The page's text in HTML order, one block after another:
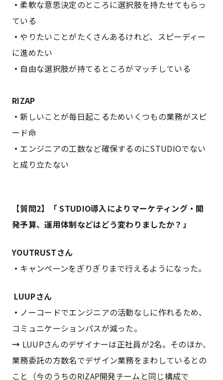
・柔軟な意思決定のところに選択肢を持たせてもらっ
ている
・やりたいことがたくさんあるけれど、スピーディー
に進めたい
・ 自由な選択肢が持てるところがマッチしている
RIZAP
・新しいことが毎日起こるためいくつもの業務がスピ
ード命
・ エンジニアの工数など確保するのにSTUDIOでない
と成り立たない
【質問2】「 STUDIO導入によりマーケティング・開
発予算、運用体制などはどう変わりましたか？」
YOUTRUSTさん
・ キャンペーンをぎりぎりまで行えるようになった。
LUUPさん
・ ノーコードでエンジニアの活動なしに作れるため、
コミュニケーションパスが減った。
→ LUUPさんのデザイナーは正社員が2名。そのほか、
業務委託の方数名でデザイン業務をまわしているとの
こと（今のうちのRIZAP開発チームと同じ構成で